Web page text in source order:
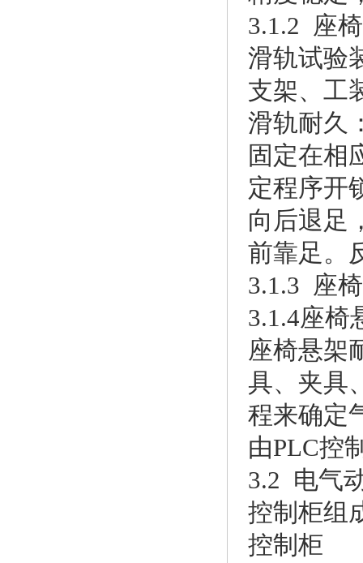
3.1.2 座
滑轨试验
支架、工
滑轨耐久
固定在相
定程序开
向后退足
前靠足。
3.1.3 座
3.1.4座椅
座椅悬架
具、夹具
程来确定
由PLC控
3.2 电气
控制柜组
控制柜